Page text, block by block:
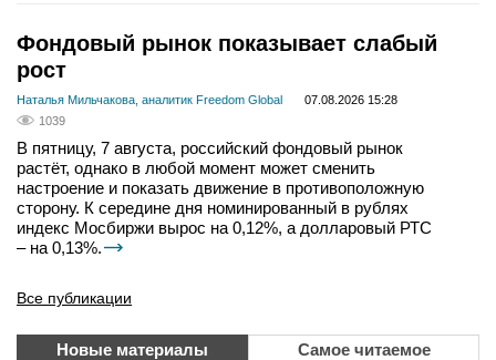
Фондовый рынок показывает слабый
рост
Наталья Мильчакова, аналитик Freedom Global
07.08.2026 15:28
1039
В пятницу, 7 августа, российский фондовый рынок
растёт, однако в любой момент может сменить
настроение и показать движение в противоположную
сторону. К середине дня номинированный в рублях
индекс Мосбиржи вырос на 0,12%, а долларовый РТС
– на 0,13%.
Все публикации
Новые материалы Самое читаемое